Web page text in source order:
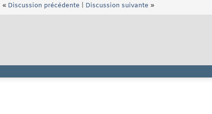
« Discussion précédente Discussion suivante »